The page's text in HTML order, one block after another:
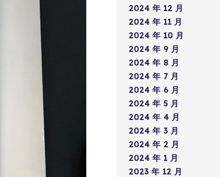
2024 年 12 月
2024 年 11 月
2024 年 10 月
2024 年 9 月
2024 年 8 月
2024 年 7 月
2024 年 6 月
2024 年 5 月
2024 年 4 月
2024 年 3 月
2024 年 2 月
2024 年 1 月
2023 年 12 月